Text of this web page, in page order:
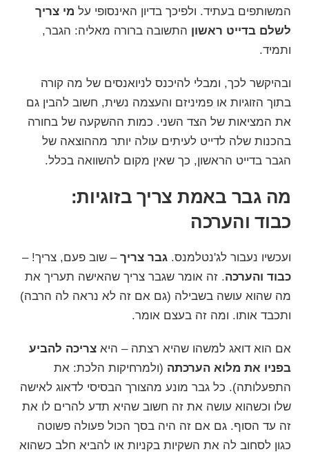
המשותפים בעתיד. ולפיכך בדיון האינסופי על מי צריך
לשלם בדייט ראשון התשובה ברורה מאליה: הגבר,
ותמיד.
ובהיקשר לכך, ומבלי להיכנס לניואנסים של מה קורה
בתוך הזוגיות או פמיניזם והעצמה נשית, חשוב להבין גם
את המציאות של הצד השני. כמות ההשקעה של בחורה
בהכנות שלה לדייט לעיתים עולה יותר מההוצאה של
הגבר בדייט הראשון, כך שאין מקום להשוואה בכלל.
מה גבר באמת צריך בזוגיות:
כבוד והערכה
ועכשיו נעבור לג'נטלמנס. גבר צריך – שוב פעם, צריך! –
כבוד והערכה. זה אומר שגבר צריך שהאישה תעריך את
מה שהוא עושה בשבילה (גם אם זה לא נראה לה הרבה)
ותכבד אותו. ומה זה בעצם אומר.
אם הוא דואג למשהו שהיא רצתה – היא צריכה להביע
בפניו את מלוא הערכתה (ולמרחיקות הלכת: את
התפעלותה). כל גבר מונע מהצורך הבסיסי לדאוג לאישה
שלו וכשהוא עושה את זה חשוב שהיא תדע להרים לו את
זה עד הסוף. גם אם זה היה בסך הכול פעולה פשוטה
כגון לסחוב לה את השקיות בקניות או להביא חלב כשהוא